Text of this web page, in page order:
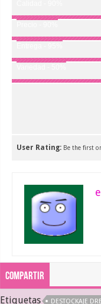
User Rating: Be the first
Compartir
Etiquetas DESTOCKAJE